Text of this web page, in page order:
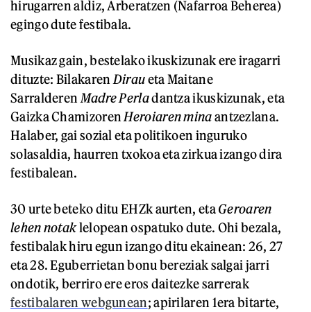
hirugarren aldiz, Arberatzen (Nafarroa Beherea)
egingo dute festibala.
Musikaz gain, bestelako ikuskizunak ere iragarri
dituzte: Bilakaren Diraueta Maitane
Sarralderen MadrePerladantza ikuskizunak, eta
Gaizka Chamizoren Heroiaren minaantzezlana.
Halaber, gai sozial eta politikoen inguruko
solasaldia, haurren txokoa eta zirkua izango dira
festibalean.
30 urtebeteko ditu EHZk aurten, etaGeroaren
lehen notaklelopean ospatuko dute. Ohi bezala,
festibalak hiru egun izango ditu ekainean: 26, 27
eta 28. Eguberrietan bonu bereziak salgai jarri
ondotik, berriro ere eros daitezke sarrerak
festibalaren webgunean; apirilaren 1era bitarte,